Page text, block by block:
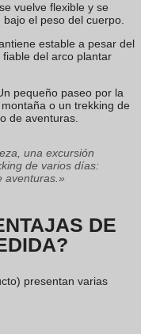
vuelve flexible y se
el peso del cuerpo.
estable a pesar del
del arco plantar
pequeño paseo por la
o un trekking de
de aventuras.
una excursión
de varios días:
aventuras.»
DE
presentan varias